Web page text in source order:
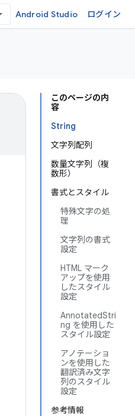
Android Studio ログイン
このページの内
容
String
文字列配列
数量文字列（複
数形）
書式とスタイル
特殊文字の処
理
文字列の書式
設定
HTML マーク
アップを使用
したスタイル
設定
AnnotatedStri
ng を使用した
スタイル設定
アノテーショ
ンを使用した
翻訳済み文字
列のスタイル
設定
参考情報